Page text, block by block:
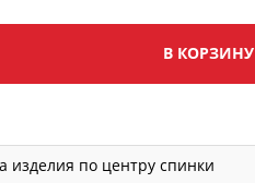
В КОРЗИНУ
изделия по центру спинки